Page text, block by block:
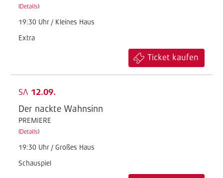
(Details)
19:30 Uhr / Kleines Haus
Extra
Ticket kaufen
SA 12.09.
Der nackte Wahnsinn
PREMIERE
(Details)
19:30 Uhr / Großes Haus
Schauspiel